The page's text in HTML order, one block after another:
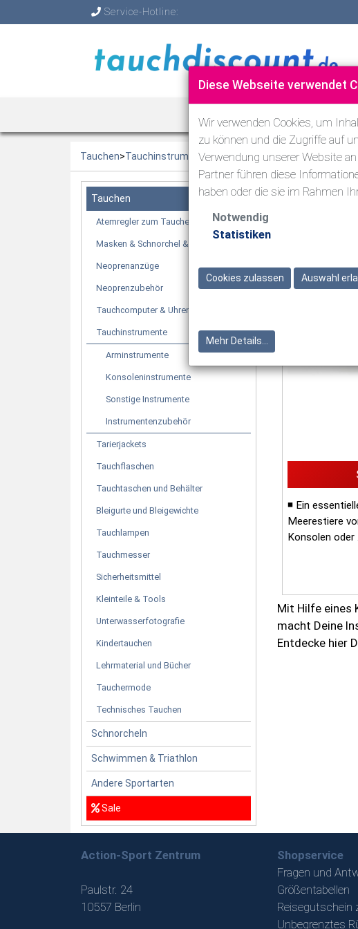
Service-Hotline:
Tauchen>Tauchinstrumente>Instrumentenzubehör
Tauchen
Atemregler zum Tauchen
Masken & Schnorchel & Flossen
Neoprenanzüge
Neoprenzubehör
Tauchcomputer & Uhren
Tauchinstrumente
Arminstrumente
Konsoleninstrumente
Sonstige Instrumente
Instrumentenzubehör
Tarierjackets
Tauchflaschen
Tauchtaschen und Behälter
Bleigurte und Bleigewichte
Tauchlampen
Tauchmesser
Sicherheitsmittel
Kleinteile & Tools
Unterwasserfotografie
Kindertauchen
Lehrmaterial und Bücher
Tauchermode
Technisches Tauchen
Schnorcheln
Schwimmen & Triathlon
Andere Sportarten
Sale
◾ Ein
Meerestiere
Konsolen oder ...
Mit Hilfe eines
macht Deine
Entdecke hier
Action-Sport Zentrum
Paulstr. 24
10557 Berlin
Shopservice
Fragen und
Größentabellen
Reisegutschein
Unbegrenztes
Diese Webseite verwendet
Wir verwenden Cookies, um
zu können und die Zugriffe auf
Verwendung unserer Website
Partner führen diese
haben oder die sie im Rahmen
Notwendig
Statistiken
Cookies zulassen Auswahl
Mehr Details...